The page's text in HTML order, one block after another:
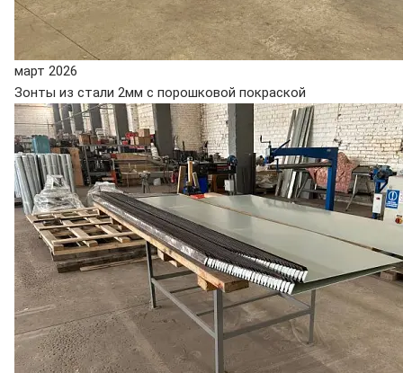
март 2026
Зонты из стали 2мм с порошковой покраской